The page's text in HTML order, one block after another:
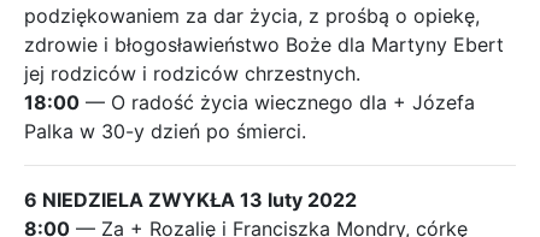
podziękowaniem za dar życia, z prośbą o opiekę,
zdrowie i błogosławieństwo Boże dla Martyny Ebert
jej rodziców i rodziców chrzestnych.
18:00 — O radość życia wiecznego dla + Józefa
Palka w 30-y dzień po śmierci.
6 NIEDZIELA ZWYKŁA 13 luty 2022
8:00 — Za + Rozalię i Franciszka Mondry, córkę